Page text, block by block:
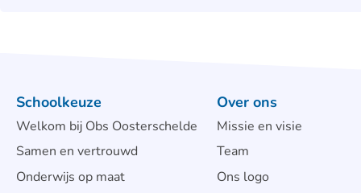
Schoolkeuze
Welkom bij Obs Oosterschelde
Samen en vertrouwd
Onderwijs op maat
Over ons
Missie en visie
Team
Ons logo